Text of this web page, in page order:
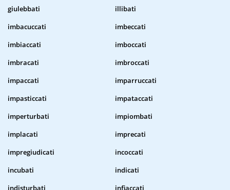
giulebbati
illibati
imbacuccati
imbeccati
imbiaccati
imboccati
imbracati
imbroccati
impaccati
imparruccati
impasticcati
impataccati
imperturbati
impiombati
implacati
imprecati
impregiudicati
incoccati
incubati
indicati
indisturbati
infiaccati